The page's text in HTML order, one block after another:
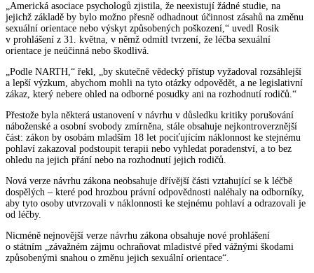
„Americká asociace psychologů zjistila, že neexistují žádné studie, na
jejichž základě by bylo možno přesně odhadnout účinnost zásahů na změnu
sexuální orientace nebo výskyt způsobených poškození,“ uvedl Rosik
v prohlášení z 31. května, v němž odmítl tvrzení, že léčba sexuální
orientace je neúčinná nebo škodlivá.
„Podle NARTH,“ řekl, „by skutečně vědecký přístup vyžadoval rozsáhlejší
a lepší výzkum, abychom mohli na tyto otázky odpovědět, a ne legislativní
zákaz, který nebere ohled na odborné posudky ani na rozhodnutí rodičů.“
Přestože byla některá ustanovení v návrhu v důsledku kritiky porušování
náboženské a osobní svobody zmírněna, stále obsahuje nejkontroverznější
část: zákon by osobám mladším 18 let pociťujícím náklonnost ke stejnému
pohlaví zakazoval podstoupit terapii nebo vyhledat poradenství, a to bez
ohledu na jejich přání nebo na rozhodnutí jejich rodičů.
Nová verze návrhu zákona neobsahuje dřívější části vztahující se k léčbě
dospělých – které pod hrozbou právní odpovědnosti naléhaly na odborníky,
aby tyto osoby utvrzovali v náklonnosti ke stejnému pohlaví a odrazovali je
od léčby.
Nicméně nejnovější verze návrhu zákona obsahuje nové prohlášení
o státním „závažném zájmu ochraňovat mladistvé před vážnými škodami
způsobenými snahou o změnu jejich sexuální orientace“.